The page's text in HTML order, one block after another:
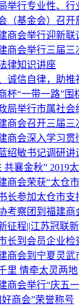
举行专业性、
（基金会）召开
商会举行迎新联
商会举行三届三
律知识讲座
诚信自律，助
杯“一带一路”围
局举行市属社会
商会召开三届三
商会深入学习
绍敏书记调研
共襄金秋” 2019
商会荣获“太仓
长参加太仓市支
考察团到福建商
征程||江苏冠联
长到会员企业检
商会到宁夏灵武
里 情牵太灵两地
商会举行“庆五
商会”荣誉称号